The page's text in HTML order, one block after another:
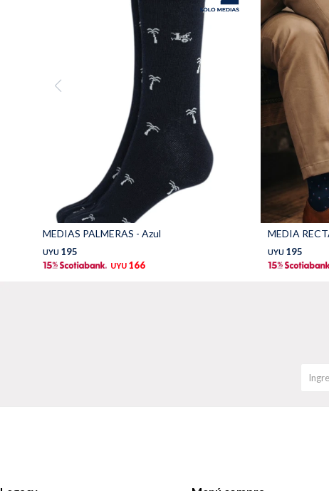
MEDIAS PALMERAS - Azul
UYU 195
UYU 166
UYU 195